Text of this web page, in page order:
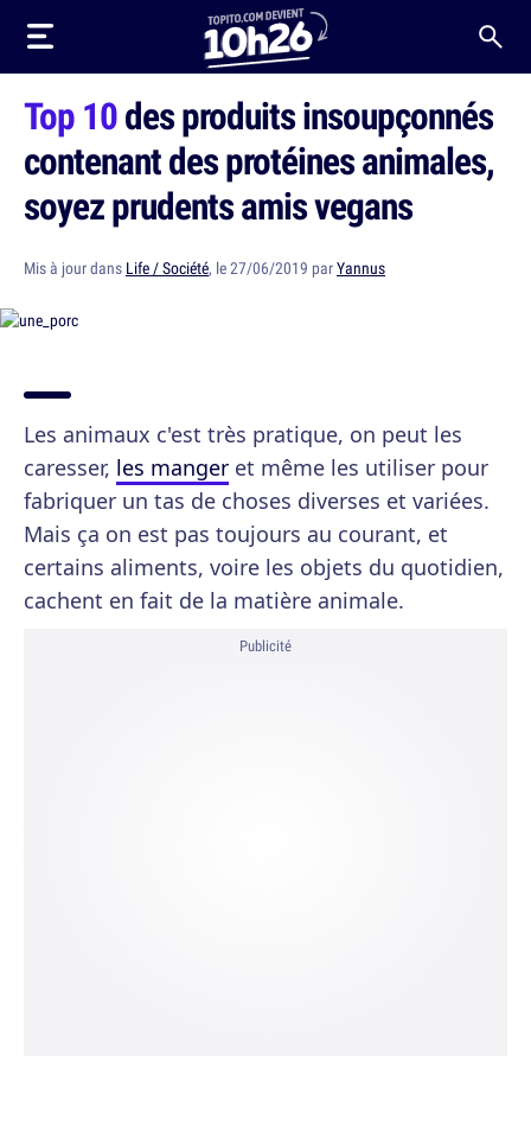
Top 10des produits insoupçonnés
contenant des protéines animales,
soyez prudents amis vegans
Mis à jour dans Life / Société, le 27/06/2019 parYannus
Les animaux c'est très pratique, on peut les
caresser, les manger et même les utiliser pour
fabriquer un tas de choses diverses et variées.
Mais ça on est pas toujours au courant, et
certains aliments, voire les objets du quotidien,
cachent en fait de la matière animale.
Publicité